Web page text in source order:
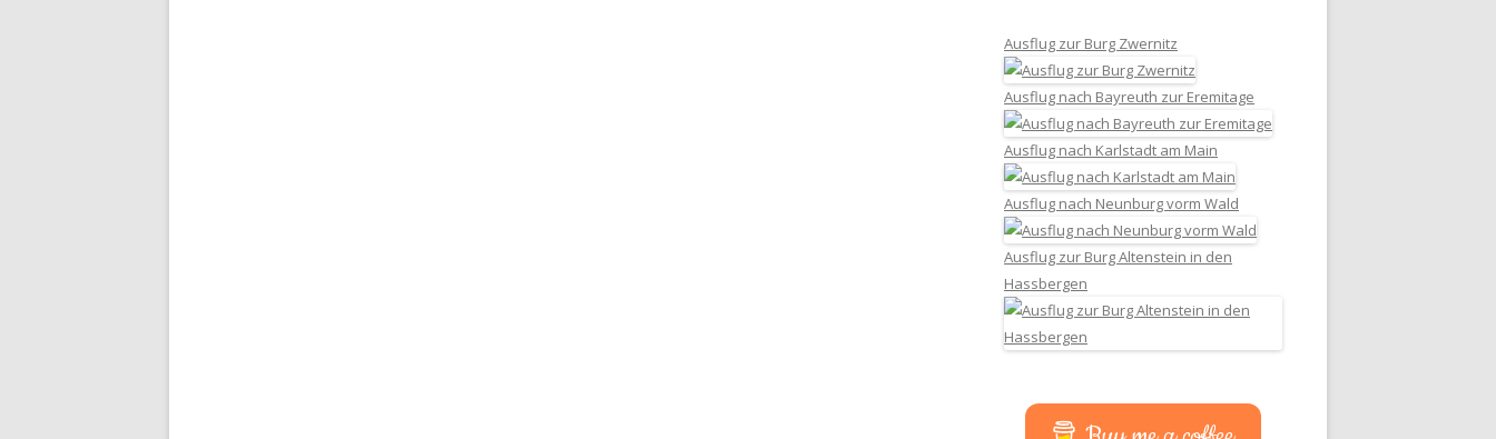
Ausflug zur Burg Zwernitz
Ausflug nach Bayreuth zur Eremitage
Ausflug nach Karlstadt am Main
Ausflug nach Neunburg vorm Wald
Ausflug zur Burg Altenstein in den
Hassbergen